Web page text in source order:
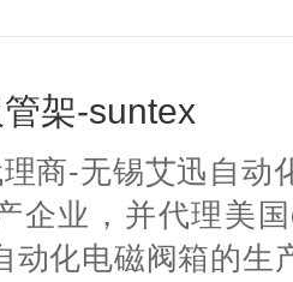
架-suntex
商-无锡艾迅自动
企业，并代理美
动化电磁阀箱的生